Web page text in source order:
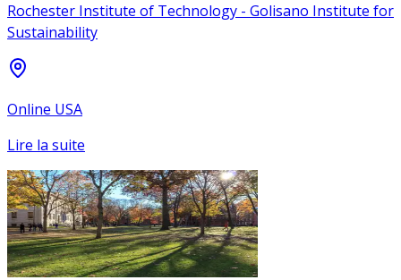
Rochester Institute of Technology - Golisano Institute for
Sustainability
Online USA
Lire la suite